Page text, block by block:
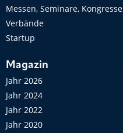
Messen, Seminare, Kongresse
Verbände
Startup
Magazin
Jahr 2026
Jahr 2024
Jahr 2022
Jahr 2020